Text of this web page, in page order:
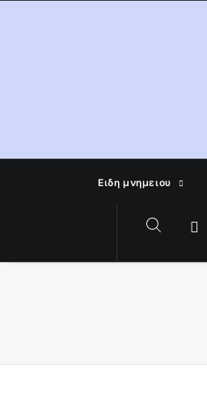
Ειδη μνημειου